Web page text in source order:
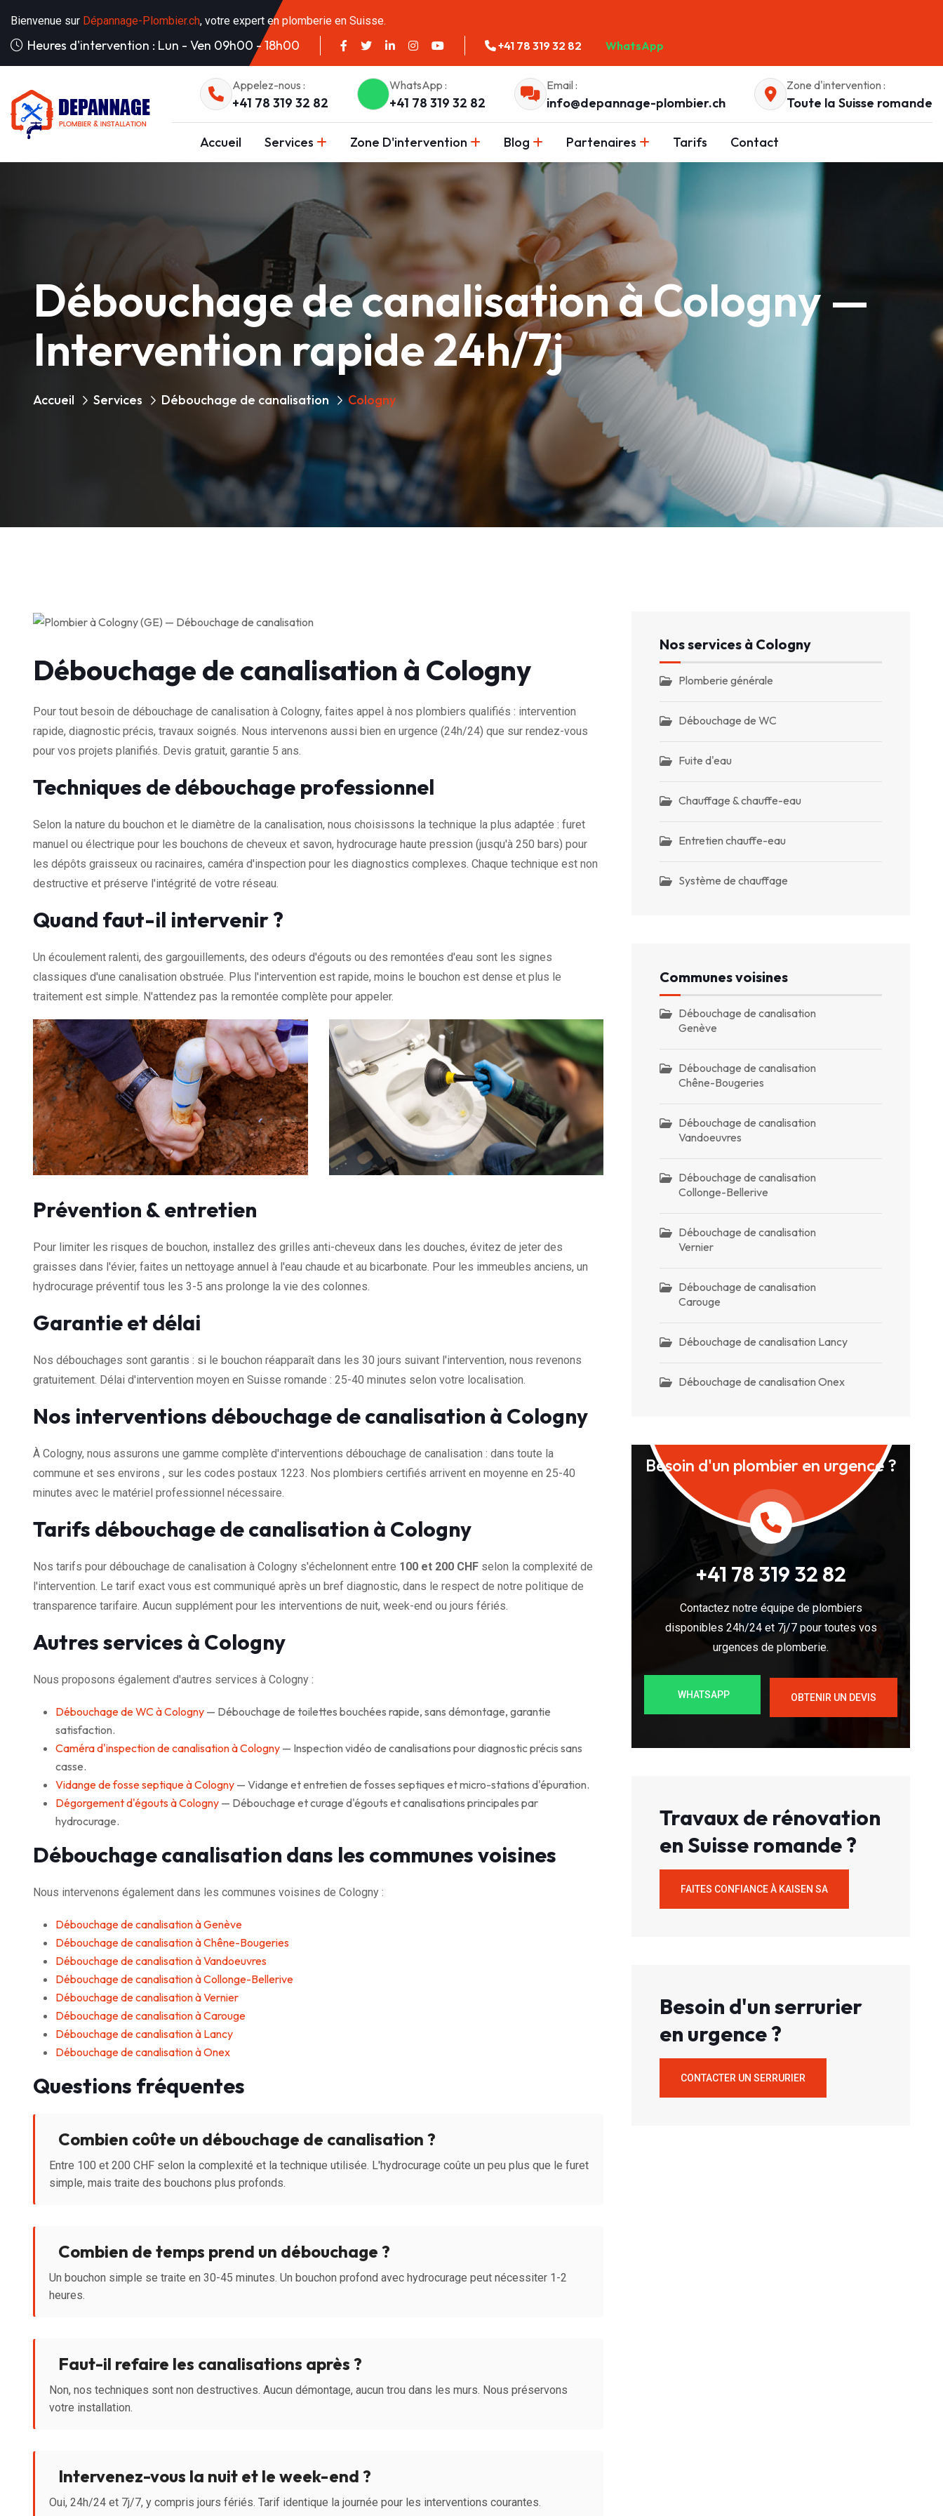
Bienvenue sur Dépannage-Plombier.ch, votre expert en plomberie en Suisse.
Heures d'intervention : Lun - Ven 09h00 - 18h00 +41 78 319 32 82 WhatsApp
Appelez-nous :
+41 78 319 32 82
WhatsApp :
+41 78 319 32 82
Email :
info@depannage-plombier.ch
Zone d'intervention :
Toute la Suisse romande
Accueil Services Zone D'intervention Blog Partenaires Tarifs Contact
Débouchage de canalisation à Cologny —
Intervention rapide 24h/7j
Accueil Services Débouchage de canalisation Cologny
Débouchage de canalisation à Cologny
Pour tout besoin de débouchage de canalisation à Cologny, faites appel à nos plombiers qualifiés : intervention
rapide, diagnostic précis, travaux soignés. Nous intervenons aussi bien en urgence (24h/24) que sur rendez-vous
pour vos projets planifiés. Devis gratuit, garantie 5 ans.
Techniques de débouchage professionnel
Selon la nature du bouchon et le diamètre de la canalisation, nous choisissons la technique la plus adaptée : furet
manuel ou électrique pour les bouchons de cheveux et savon, hydrocurage haute pression (jusqu'à 250 bars) pour
les dépôts graisseux ou racinaires, caméra d'inspection pour les diagnostics complexes. Chaque technique est non
destructive et préserve l'intégrité de votre réseau.
Quand faut-il intervenir ?
Un écoulement ralenti, des gargouillements, des odeurs d'égouts ou des remontées d'eau sont les signes
classiques d'une canalisation obstruée. Plus l'intervention est rapide, moins le bouchon est dense et plus le
traitement est simple. N'attendez pas la remontée complète pour appeler.
Prévention & entretien
Pour limiter les risques de bouchon, installez des grilles anti-cheveux dans les douches, évitez de jeter des
graisses dans l'évier, faites un nettoyage annuel à l'eau chaude et au bicarbonate. Pour les immeubles anciens, un
hydrocurage préventif tous les 3-5 ans prolonge la vie des colonnes.
Garantie et délai
Nos débouchages sont garantis : si le bouchon réapparaît dans les 30 jours suivant l'intervention, nous revenons
gratuitement. Délai d'intervention moyen en Suisse romande : 25-40 minutes selon votre localisation.
Nos interventions débouchage de canalisation à Cologny
À Cologny, nous assurons une gamme complète d'interventions débouchage de canalisation : dans toute la
commune et ses environs , sur les codes postaux 1223. Nos plombiers certifiés arrivent en moyenne en 25-40
minutes avec le matériel professionnel nécessaire.
Tarifs débouchage de canalisation à Cologny
Nos tarifs pour débouchage de canalisation à Cologny s'échelonnent entre 100 et 200 CHF selon la complexité de
l'intervention. Le tarif exact vous est communiqué après un bref diagnostic, dans le respect de notre politique de
transparence tarifaire. Aucun supplément pour les interventions de nuit, week-end ou jours fériés.
Autres services à Cologny
Nous proposons également d'autres services à Cologny :
Débouchage de WC à Cologny — Débouchage de toilettes bouchées rapide, sans démontage, garantie
satisfaction.
Caméra d'inspection de canalisation à Cologny — Inspection vidéo de canalisations pour diagnostic précis sans
casse.
Vidange de fosse septique à Cologny — Vidange et entretien de fosses septiques et micro-stations d'épuration.
Dégorgement d'égouts à Cologny — Débouchage et curage d'égouts et canalisations principales par
hydrocurage.
Débouchage canalisation dans les communes voisines
Nous intervenons également dans les communes voisines de Cologny :
Débouchage de canalisation à Genève
Débouchage de canalisation à Chêne-Bougeries
Débouchage de canalisation à Vandoeuvres
Débouchage de canalisation à Collonge-Bellerive
Débouchage de canalisation à Vernier
Débouchage de canalisation à Carouge
Débouchage de canalisation à Lancy
Débouchage de canalisation à Onex
Questions fréquentes
Combien coûte un débouchage de canalisation ?
Entre 100 et 200 CHF selon la complexité et la technique utilisée. L'hydrocurage coûte un peu plus que le furet
simple, mais traite des bouchons plus profonds.
Combien de temps prend un débouchage ?
Un bouchon simple se traite en 30-45 minutes. Un bouchon profond avec hydrocurage peut nécessiter 1-2
heures.
Faut-il refaire les canalisations après ?
Non, nos techniques sont non destructives. Aucun démontage, aucun trou dans les murs. Nous préservons
votre installation.
Intervenez-vous la nuit et le week-end ?
Oui, 24h/24 et 7j/7, y compris jours fériés. Tarif identique la journée pour les interventions courantes.
Nos services à Cologny
Plomberie générale
Débouchage de WC
Fuite d'eau
Chauffage & chauffe-eau
Entretien chauffe-eau
Système de chauffage
Communes voisines
Débouchage de canalisation
Genève
Débouchage de canalisation
Chêne-Bougeries
Débouchage de canalisation
Vandoeuvres
Débouchage de canalisation
Collonge-Bellerive
Débouchage de canalisation
Vernier
Débouchage de canalisation
Carouge
Débouchage de canalisation Lancy
Débouchage de canalisation Onex
Besoin d'un plombier en urgence ?
+41 78 319 32 82
Contactez notre équipe de plombiers
disponibles 24h/24 et 7j/7 pour toutes vos
urgences de plomberie.
WHATSAPP OBTENIR UN DEVIS
Travaux de rénovation
en Suisse romande ?
FAITES CONFIANCE À KAISEN SA
Besoin d'un serrurier
en urgence ?
CONTACTER UN SERRURIER